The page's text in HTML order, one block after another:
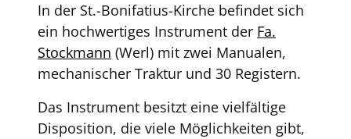
In der St.-Bonifatius-Kirche befindet sich
ein hochwertiges Instrument der Fa.
Stockmann (Werl) mit zwei Manualen,
mechanischer Traktur und 30 Registern.
Das Instrument besitzt eine vielfältige
Disposition, die viele Möglichkeiten gibt,